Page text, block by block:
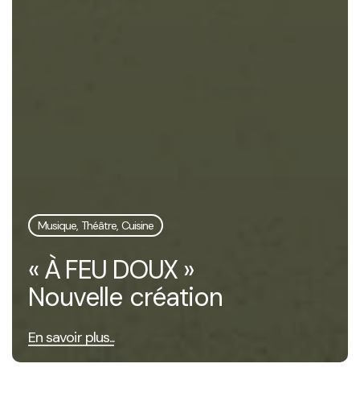
Musique, Théâtre, Cuisine
« À FEU DOUX »
Nouvelle création
En savoir plus...